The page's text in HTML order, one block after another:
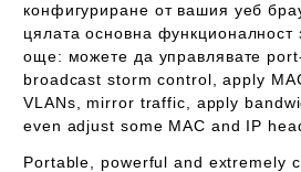
конфигуриране от вашия уеб
цялата основна функционалност
още: можете да управлявате
broadcast storm control, apply
VLANs, mirror traffic, apply
even adjust some MAC and IP
Portable, powerful and extremely